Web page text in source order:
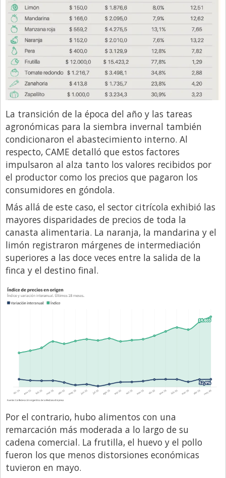
La transición de la época del año y las tareas
agronómicas para la siembra invernal también
condicionaron el abastecimiento interno. Al
respecto, CAME detalló que estos factores
impulsaron al alza tanto los valores recibidos por
el productor como los precios que pagaron los
consumidores en góndola.
Más allá de este caso, el sector citrícola exhibió las
mayores disparidades de precios de toda la
canasta alimentaria. La naranja, la mandarina y el
limón registraron márgenes de intermediación
superiores a las doce veces entre la salida de la
finca y el destino final.
Por el contrario, hubo alimentos con una
remarcación más moderada a lo largo de su
cadena comercial. La frutilla, el huevo y el pollo
fueron los que menos distorsiones económicas
tuvieron en mayo.